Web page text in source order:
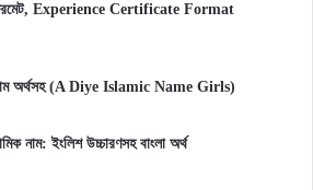
ফরমেট, Experience Certificate Format
নাম অর্থসহ (A Diye Islamic Name Girls)
নাম: ইংলিশ উচ্চারণসহ বাংলা অর্থ